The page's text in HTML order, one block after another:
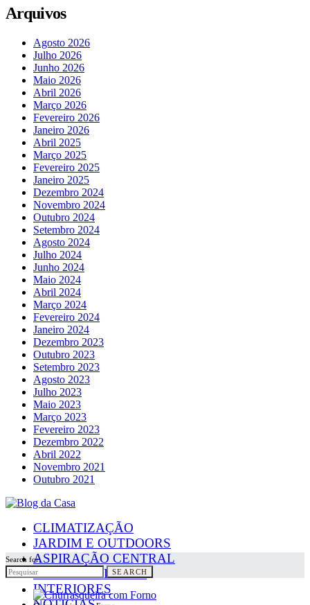
Arquivos
Agosto 2026
Julho 2026
Junho 2026
Maio 2026
Abril 2026
Março 2026
Fevereiro 2026
Janeiro 2026
Abril 2025
Março 2025
Fevereiro 2025
Janeiro 2025
Dezembro 2024
Novembro 2024
Outubro 2024
Setembro 2024
Agosto 2024
Julho 2024
Junho 2024
Maio 2024
Abril 2024
Março 2024
Fevereiro 2024
Janeiro 2024
Dezembro 2023
Outubro 2023
Setembro 2023
Agosto 2023
Julho 2023
Maio 2023
Março 2023
Fevereiro 2023
Dezembro 2022
Abril 2022
Novembro 2021
Outubro 2021
CLIMATIZAÇÃO
JARDIM E OUTDOORS
ASPIRAÇÃO CENTRAL
PAINÉIS SOLARES
INTERIORES
Search for:
SEARCH